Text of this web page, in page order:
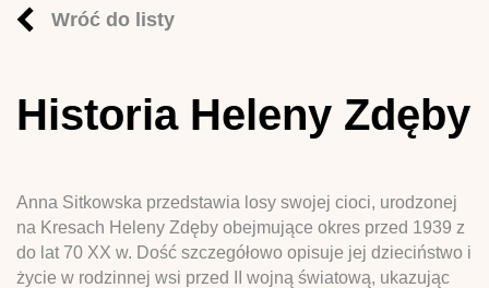
Wróć do listy
Historia Heleny Zdęby
Anna Sitkowska przedstawia losy swojej cioci, urodzonej
na Kresach Heleny Zdęby obejmujące okres przed 1939 z
do lat 70 XX w. Dość szczegółowo opisuje jej dzieciństwo i
życie w rodzinnej wsi przed II wojną światową, ukazując